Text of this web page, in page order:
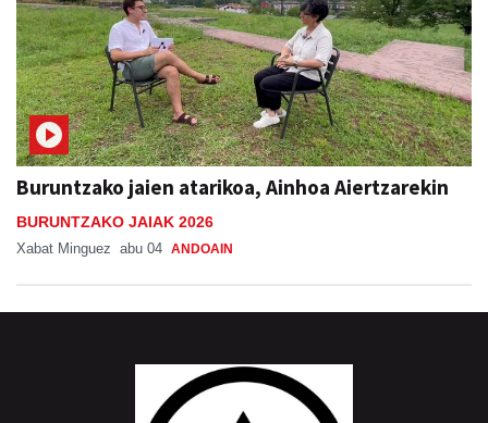
Buruntzako jaien atarikoa, Ainhoa Aiertzarekin
BURUNTZAKO JAIAK 2026
Xabat Minguez abu 04 ANDOAIN